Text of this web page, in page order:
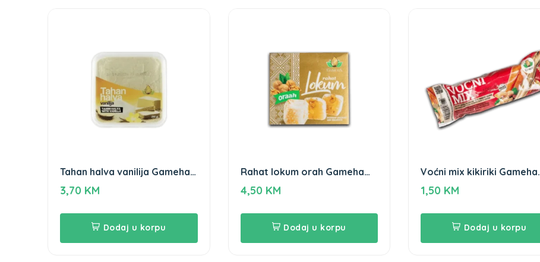
Tahan halva vanilija Gameha
250g
3,70 KM
Dodaj u korpu
Rahat lokum orah Gameha
500g
4,50 KM
Dodaj u korpu
Voćni mix kikiriki Gameha
80g
1,50 KM
Dodaj u korpu